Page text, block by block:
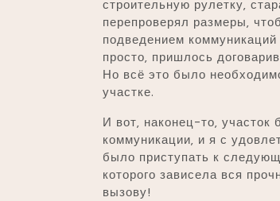
строительную рулетку‚
перепроверял размеры‚
подведением коммуникаций
просто‚ пришлось
Но всё это было
участке.
И вот‚ наконец-то‚
коммуникации‚ и я с
было приступать к
которого зависела вся
вызову!